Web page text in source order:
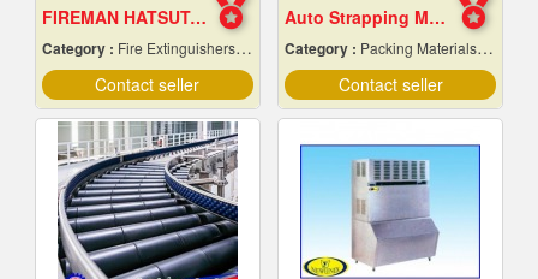
FIREMAN HATSUTA Dry chemical fire extinguisher
Category : Fire Extinguishers & Equipment
Contact seller
Auto Strapping Machine
Category : Packing Materials-Mechanical
Contact seller